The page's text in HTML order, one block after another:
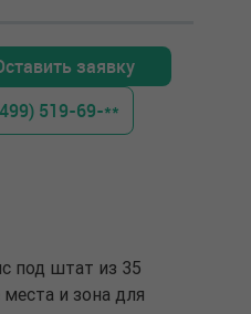
под штат из 35
и зона для
заявку
519-69-**